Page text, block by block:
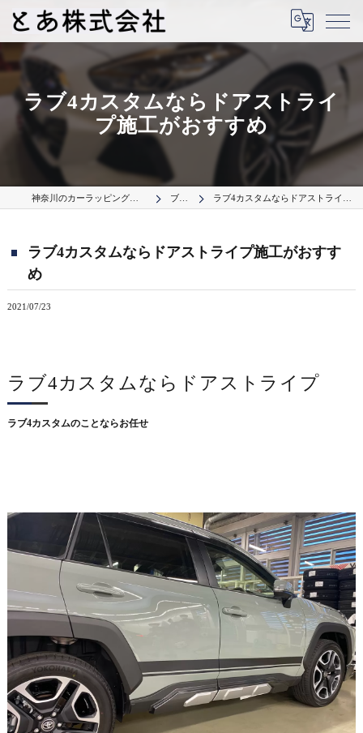
ラブ4カスタムならドアストライ
プ施工がおすすめ
神奈川のカーラッピングはとあ株式会社 ブログ ラブ4カスタムならドアストライプ施工がおすすめ
ラブ4カスタムならドアストライプ施工がおすす
め
2021/07/23
ラブ4カスタムならドアストライプ
ラブ4カスタムのことならお任せ